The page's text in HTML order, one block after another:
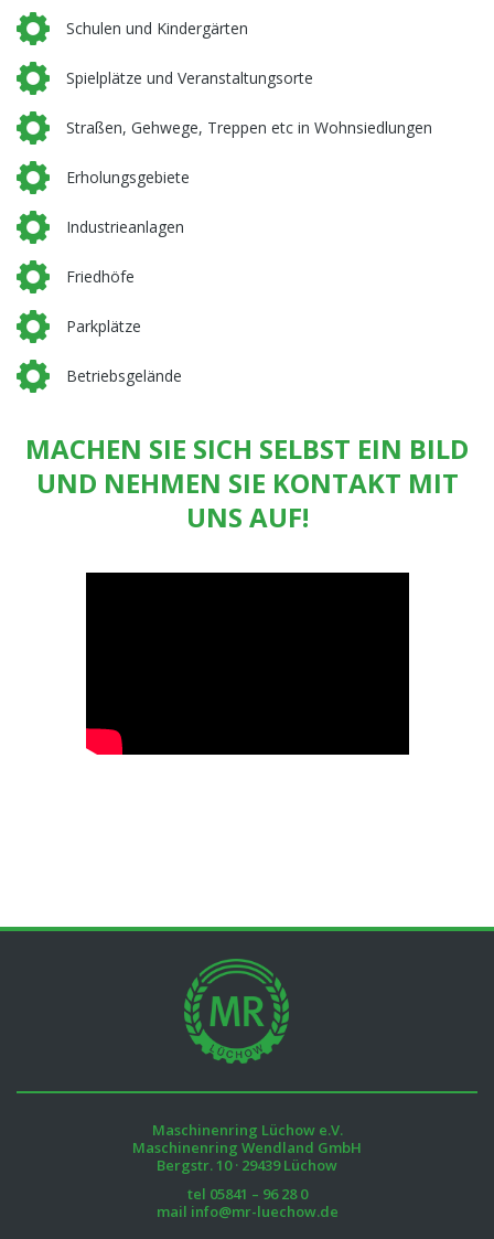
Schulen und Kindergärten
Spielplätze und Veranstaltungsorte
Straßen, Gehwege, Treppen etc in Wohnsiedlungen
Erholungsgebiete
Industrieanlagen
Friedhöfe
Parkplätze
Betriebsgelände
MACHEN SIE SICH SELBST EIN BILD
UND NEHMEN SIE KONTAKT MIT
UNS AUF!
Maschinenring Lüchow e.V.
Maschinenring Wendland GmbH
Bergstr. 10 · 29439 Lüchow
tel 05841 – 96 28 0
mail info@mr-luechow.de